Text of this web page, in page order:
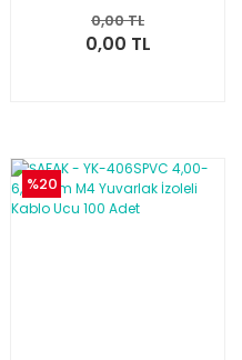
0,00 TL
0,00 TL
%20